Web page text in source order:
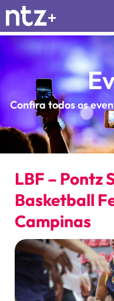
Confira todos os
LBF – Pontz
Basketball
Campinas